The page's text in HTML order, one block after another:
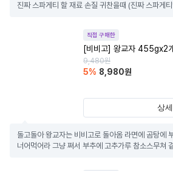
진짜 스파게티 할 재료 손질 귀찬을때 (진짜 스파게
직접 구매한
[비비고] 왕교자 455gx2
9,480원
5% 8,980원
상
돌고돌아 왕교자는 비비고로 돌아옴 라면에 곰탕에
너어먹어라 그냥 쪄서 부추에 고추가루 참소스무쳐